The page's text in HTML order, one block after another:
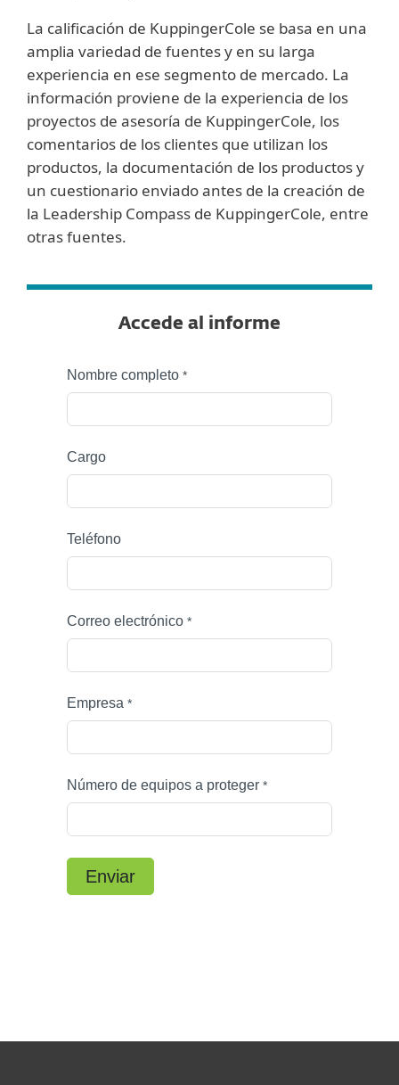
La calificación de KuppingerCole se basa en una
amplia variedad de fuentes y en su larga
experiencia en ese segmento de mercado. La
información proviene de la experiencia de los
proyectos de asesoría de KuppingerCole, los
comentarios de los clientes que utilizan los
productos, la documentación de los productos y
un cuestionario enviado antes de la creación de
la Leadership Compass de KuppingerCole, entre
otras fuentes.
Accede al informe